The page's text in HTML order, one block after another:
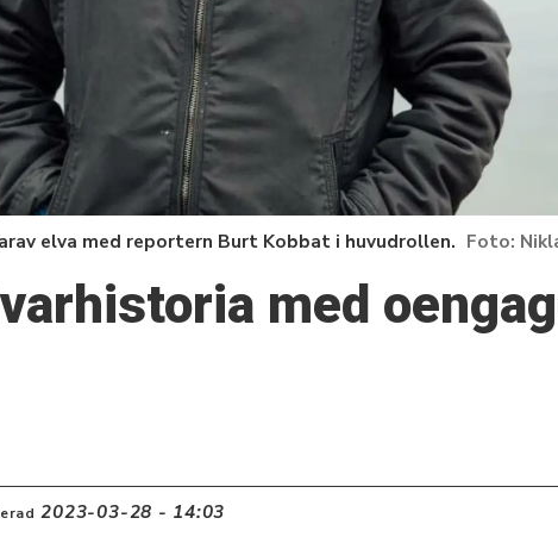
elva med reportern Burt Kobbat i huvudrollen.
med
2023-03-28 - 14:03